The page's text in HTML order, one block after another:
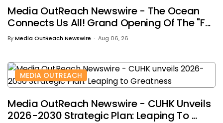
Media OutReach Newswire - The Ocean
Connects Us All! Grand Opening Of The "F...
ByMedia OutReach Newswire Aug 06, 26
MEDIA OUTREACH
Media OutReach Newswire - CUHK Unveils
2026-2030 Strategic Plan: Leaping To ...